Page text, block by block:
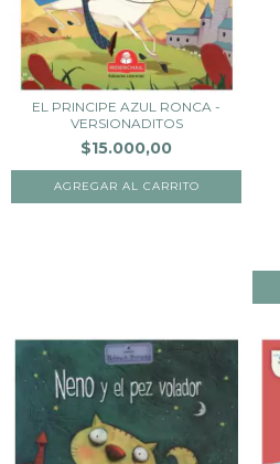
EL PRINCIPE AZUL RONCA -
VERSIONADITOS
$15.000,00